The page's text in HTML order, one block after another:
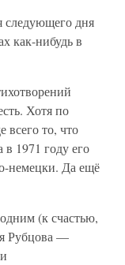
следующего дня
как-нибудь в
Хотя по
всего то, что
в 1971 году его
немецки. Да ещё
(к счастью,
Рубцова —